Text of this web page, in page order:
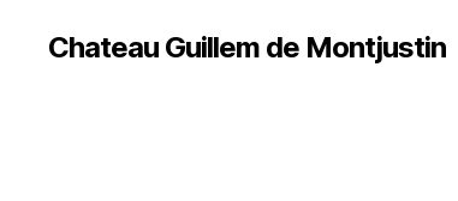
Chateau Guillem de Montjustin